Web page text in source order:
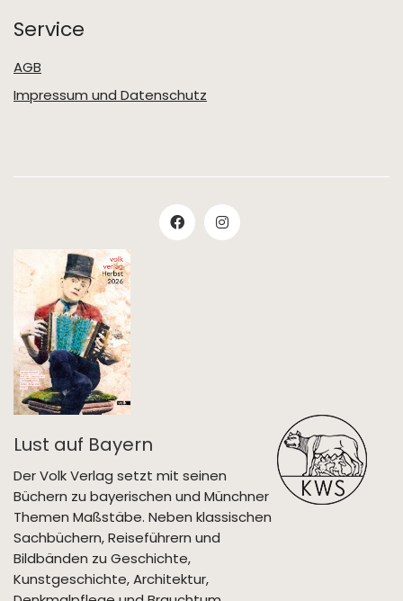
Service
AGB
Impressum und Datenschutz
Lust auf Bayern
Der Volk Verlag setzt mit seinen
Büchern zu bayerischen und Münchner
Themen Maßstäbe. Neben klassischen
Sachbüchern, Reiseführern und
Bildbänden zu Geschichte,
Kunstgeschichte, Architektur,